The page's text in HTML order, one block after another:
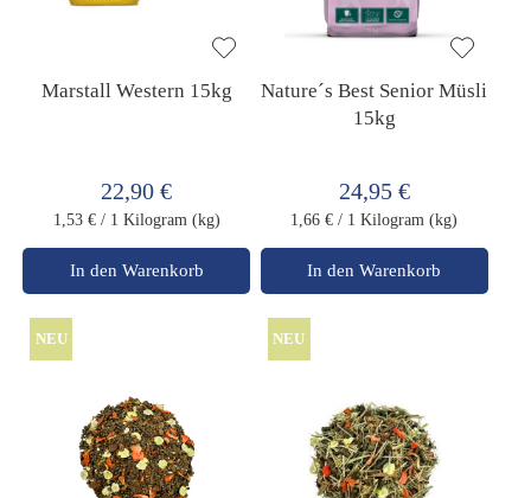
Marstall Western 15kg
22,90 €
1,53 € / 1 Kilogram (kg)
In den Warenkorb
Nature´s Best Senior Müsli
15kg
24,95 €
1,66 € / 1 Kilogram (kg)
In den Warenkorb
NEU NEU